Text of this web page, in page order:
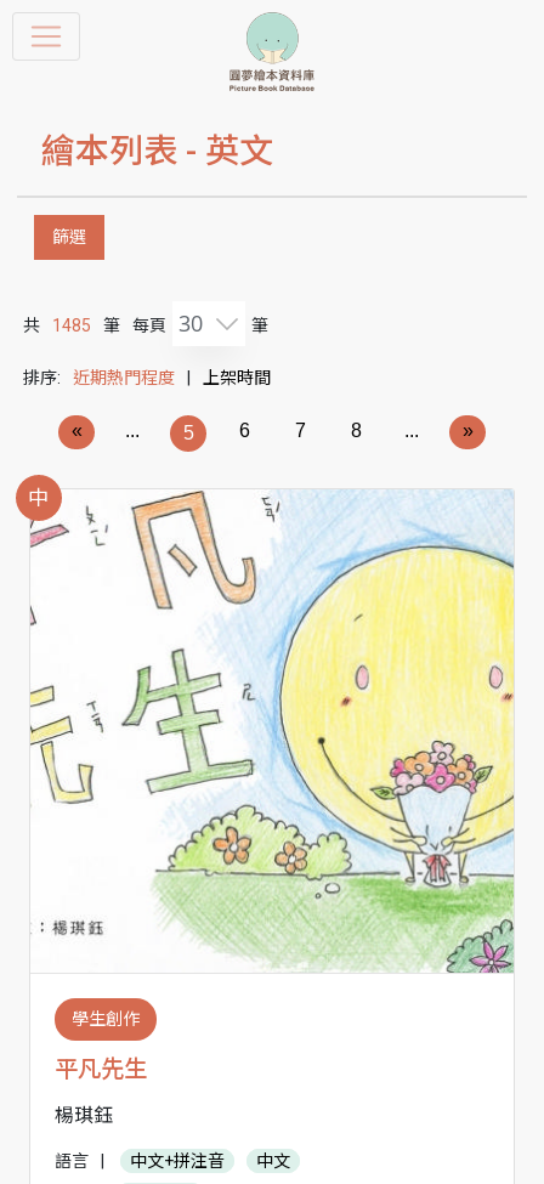
繪本列表 - 英文
篩選
共 1485 筆 每頁 30 筆
排序: 近期熱門程度 上架時間
« ... 5 6 7 8 ... »
中
學生創作
平凡先生
楊琪鈺
語言 中文+拼注音
中文